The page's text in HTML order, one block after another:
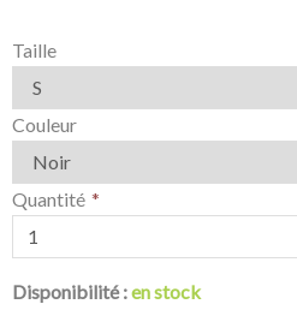
Taille
Couleur
Quantité
Disponibilité :en stock